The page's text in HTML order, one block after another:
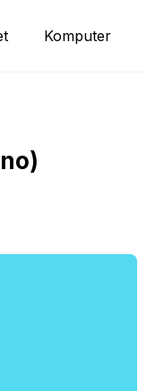
Komputer